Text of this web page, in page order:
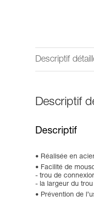
Descriptif
Descriptif
Descriptif
Réalisée en
Facilité de
- trou de
- la largeur du
Prévention de